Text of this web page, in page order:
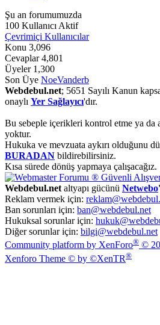
Şu an forumumuzda
100 Kullanıcı Aktif
Çevrimiçi Kullanıcılar
Konu 3,096
Cevaplar4,801
Üyeler 1,300
Son Üye NoeVanderb
Webdebul.net; 5651 Sayılı Kanun
onaylı Yer Sağlayıcı'dır.
Bu sebeple içerikleri kontrol etme ya da
yoktur.
Hukuka ve mevzuata aykırı olduğunu
BURADAN bildirebilirsiniz.
Kısa sürede dönüş yapmaya çalışacağız.
Webdebul.net altyapı gücünü Netwebo
Reklam vermek için:
Ban sorunları için: ban@webdebul.net
Hukuksal sorunlar için:
Diğer sorunlar için: bilgi@webdebul.net
Community platform by XenForo® ©
Xenforo Theme © by ©XenTR®